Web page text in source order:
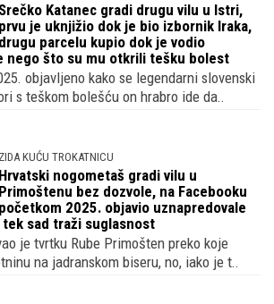
Srečko Katanec gradi drugu vilu u Istri,
prvu je uknjižio dok je bio izbornik Iraka,
drugu parcelu kupio dok je vodio
nego što su mu otkrili tešku bolest
objavljeno kako se legendarni slovenski
s teškom bolešću on hrabro ide da..
ZIDA KUĆU TROKATNICU
Hrvatski nogometaš gradi vilu u
Primoštenu bez dozvole, na Facebooku
početkom 2025. objavio uznapredovale
sad traži suglasnost
je tvrtku Rube Primošten preko koje
na jadranskom biseru, no, iako je t..